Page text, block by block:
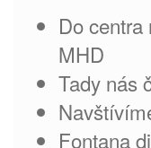
Do
MHD
Tady nás
Fontana